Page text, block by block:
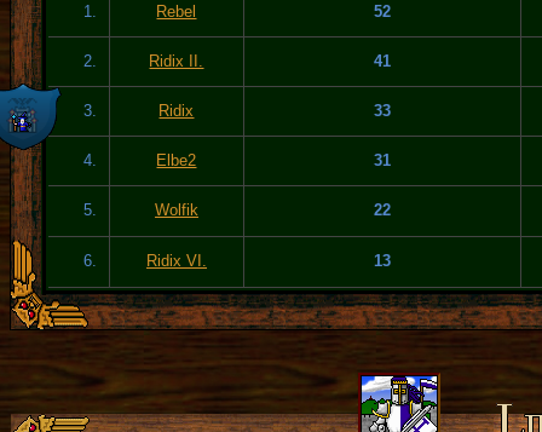
1. Rebel 52
2. Ridix II. 41
3. Ridix 33
4. Elbe2 31
5. Wolfik 22
6. Ridix VI. 13